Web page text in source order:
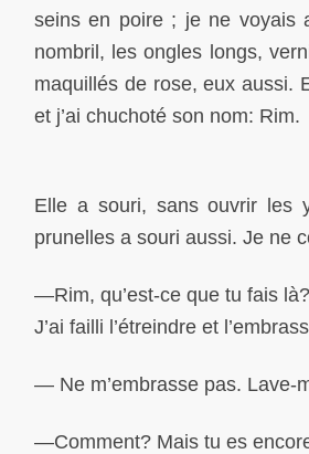
seins en poire ; je ne voyais
nombril, les ongles longs,
maquillés de rose, eux aussi.
et j’ai chuchoté son nom: Rim.
Elle a souri, sans ouvrir les
prunelles a souri aussi. Je ne
—Rim, qu’est-ce que tu fais là?
J’ai failli l’étreindre et
— Ne m’embrasse pas. Lave-
—Comment? Mais tu es